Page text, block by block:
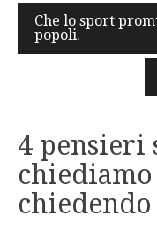
articoli
Che lo sport
popoli.
4 pensieri